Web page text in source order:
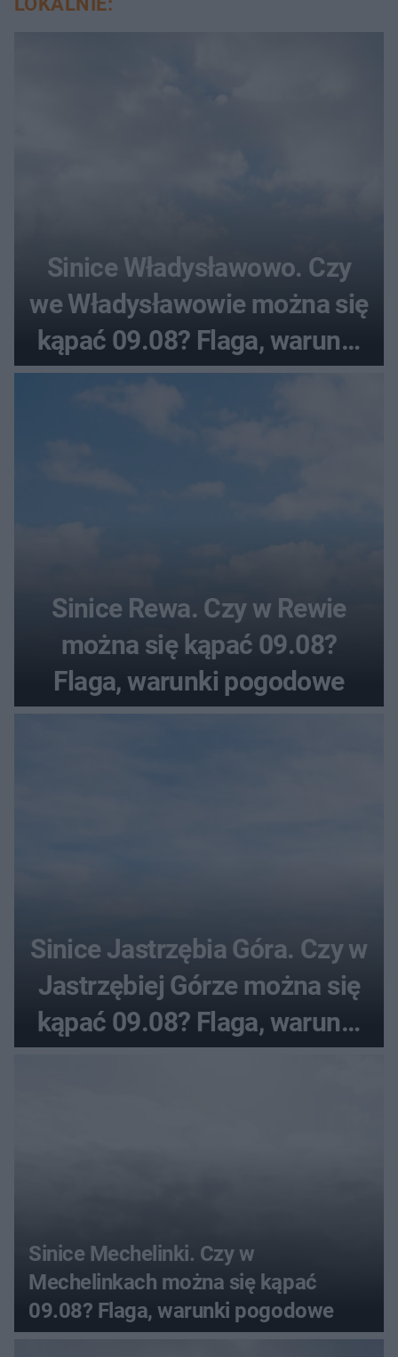
Sinice Władysławowo. Czy
we Władysławowie można się
kąpać 09.08? Flaga, warunki
pogodowe
Sinice Rewa. Czy w Rewie
można się kąpać 09.08?
Flaga, warunki pogodowe
Sinice Jastrzębia Góra. Czy w
Jastrzębiej Górze można się
kąpać 09.08? Flaga, warunki
pogodowe
Sinice Mechelinki. Czy w
Mechelinkach można się kąpać
09.08? Flaga, warunki pogodowe